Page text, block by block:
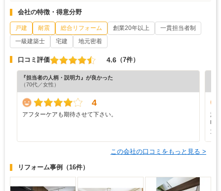
会社の特徴・得意分野
戸建 耐震 総合リフォーム 創業20年以上
一貫担当者制
一級建築士
宅建 地元密着
口コミ評価 4.6 （7件）
『担当者の人柄・説明力』が良かった
（70代／女性）
4
アフターケアも期待させて下さい。
施
明
大
この会社の口コミをもっと見る >
リフォーム事例 （16件）